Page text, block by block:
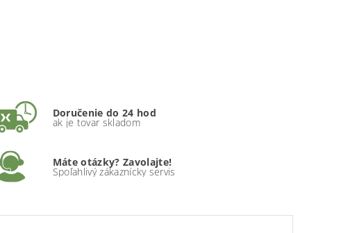
Doručenie do 24 hod
ak je tovar skladom
Máte otázky? Zavolajte!
Spoľahlivý zákaznícky servis